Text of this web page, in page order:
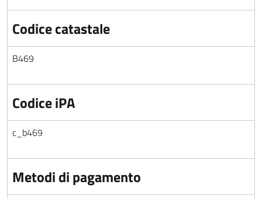
Codice catastale
B469
Codice iPA
c_b469
Metodi di pagamento